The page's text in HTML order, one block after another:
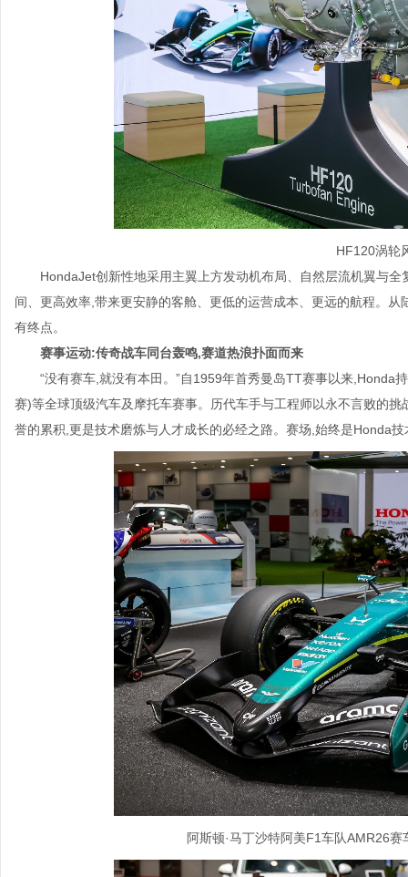
HF120涡轮
HondaJet创新性地采用主翼上方发动机布局、自然层流机翼与
间、更高效率,带来更安静的客舱、更低的运营成本、更远的航程。
有终点。
赛事运动:传奇战车同台轰鸣,赛道热浪扑面而来
“没有赛车,就没有本田。”自1959年首秀曼岛TT赛事以来
赛)等全球顶级汽车及摩托车赛事。历代车手与工程师以永不言败的
誉的累积,更是技术磨炼与人才成长的必经之路。赛场,始终是Honda
阿斯顿·马丁沙特阿美F1车队AMR26